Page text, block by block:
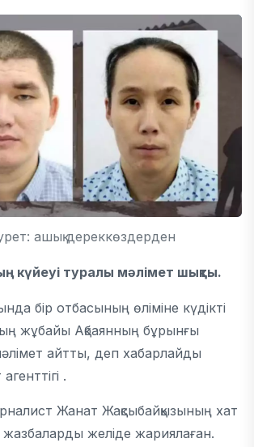
ашық дереккөздерден
күйеуі туралы мәлімет шықты.
бір отбасының өліміне күдікті
жұбайы Ақбаянның бұрынғы
айтты, деп хабарлайды
.
Жанат Жақсыбайқызының хат
жазбаларды желіде жариялаған.